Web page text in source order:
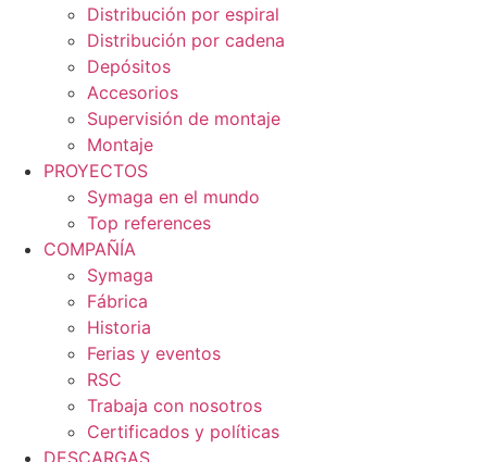
Distribución por espiral
Distribución por cadena
Depósitos
Accesorios
Supervisión de montaje
Montaje
PROYECTOS
Symaga en el mundo
Top references
COMPAÑÍA
Symaga
Fábrica
Historia
Ferias y eventos
RSC
Trabaja con nosotros
Certificados y políticas
DESCARGAS